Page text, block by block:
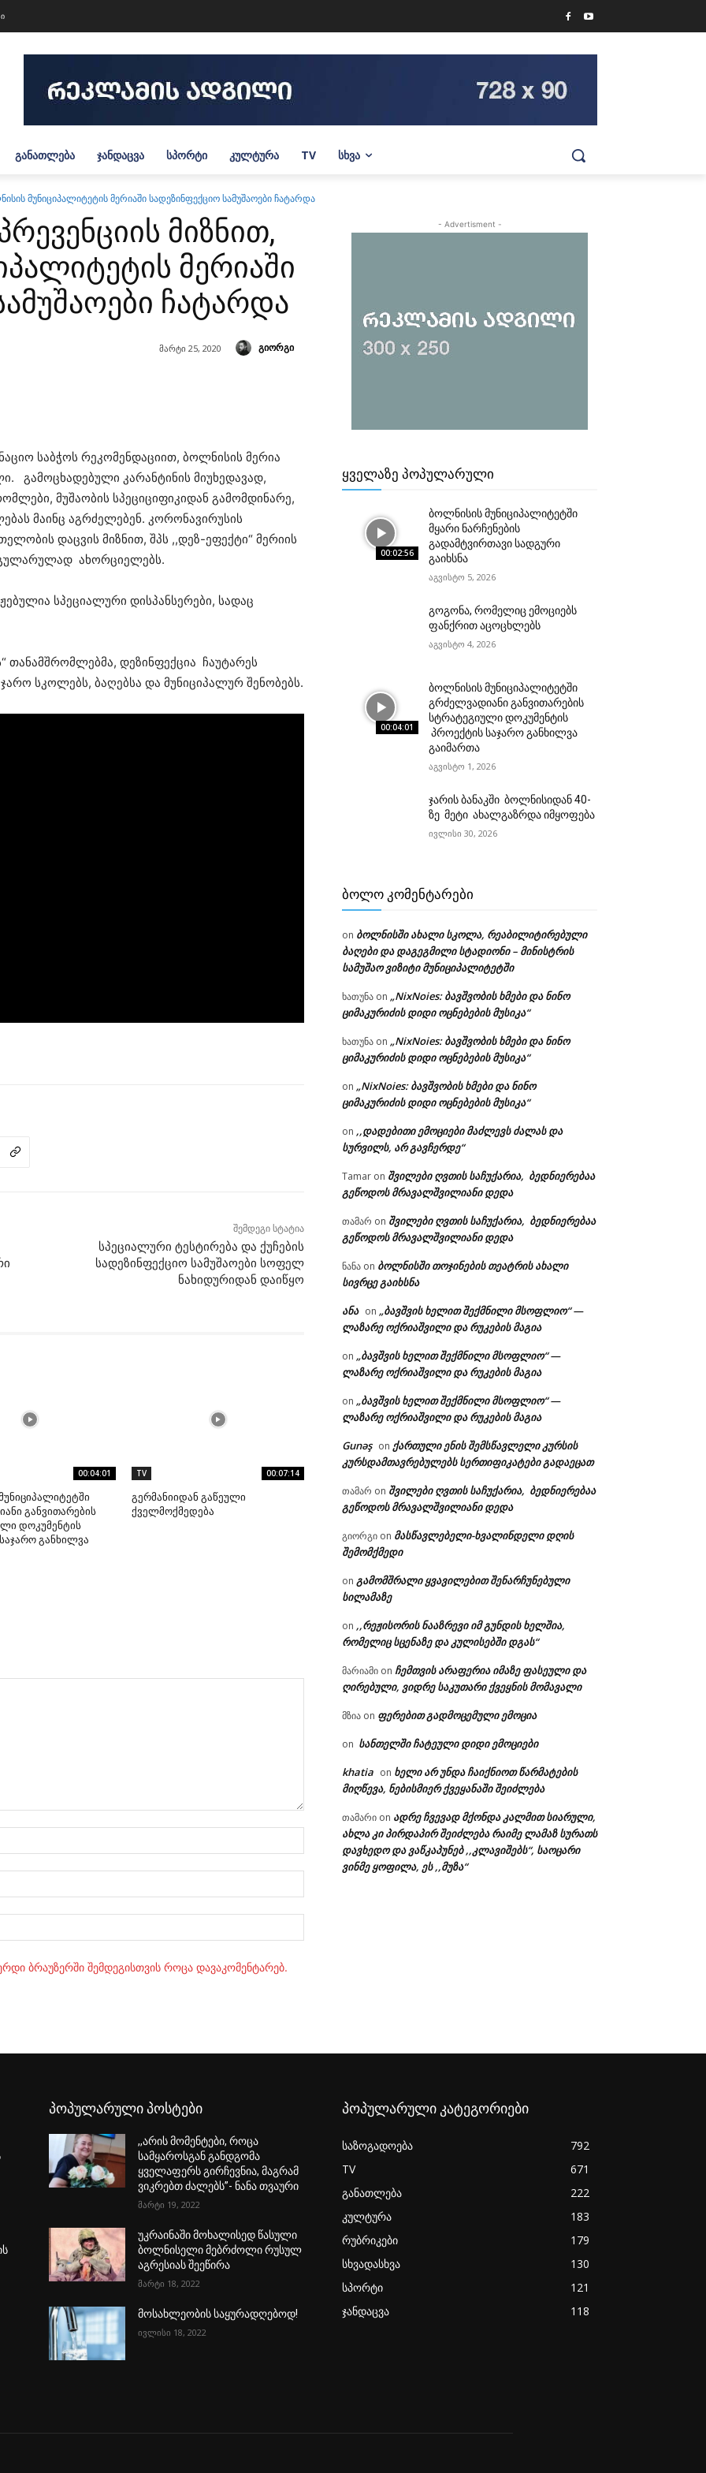
ᲒᲐᲜᲐᲗᲚᲔᲑᲐ ᲯᲐᲜᲓᲐᲪᲕᲐ ᲡᲞᲝᲠᲢᲘ ᲙᲣᲚᲢᲣᲠᲐ TV ᲡᲮᲕᲐ
მუნიციპალიტეტის მერიაში სადეზინფექციო სამუშაოები ჩატარდა
მიზნით,
მერიაში
ჩატარდა
გიორგი
მარტი 25, 2020
საბჭოს რეკომენდაციით, ბოლნისის მერია
გამოცხადებული კარანტინის მიუხედავად,
მუშაობის სპეციციფიკიდან გამომდინარე,
მაინც აგრძელებენ. კორონავირუსის
დაცვის მიზნით, შპს ,,დეზ-ეფექტი“ მერიის
ახორციელებს.
სპეციალური დისპანსერები, სადაც
თანამშრომლებმა, დეზინფექცია ჩაუტარეს
სკოლებს, ბაღებსა და მუნიციპალურ შენობებს.
შემდეგი სტატია
სპეციალური ტესტირება და ქუჩების
სადეზინფექციო სამუშაოები სოფელ
ნახიდურიდან დაიწყო
00:04:01
განვითარების
დოკუმენტის
განხილვა
TV 00:07:14
გერმანიიდან გაწეული
ქველმოქმედება
სახელი:
ბრაუზერში შემდეგისთვის როცა დავაკომენტარებ.
- Advertisment -
ᲧᲕᲔᲚᲐᲖᲔ ᲞᲝᲞᲣᲚᲐᲠᲣᲚᲘ
00:02:56
ბოლნისის მუნიციპალიტეტში
მყარი ნარჩენების
გადამტვირთავი სადგური
გაიხსნა
აგვისტო 5, 2026
გოგონა, რომელიც ემოციებს
ფანქრით აცოცხლებს
აგვისტო 4, 2026
00:04:01
ბოლნისის მუნიციპალიტეტში
გრძელვადიანი განვითარების
სტრატეგიული დოკუმენტის
პროექტის საჯარო განხილვა
გაიმართა
აგვისტო 1, 2026
ჯარის ბანაკში ბოლნისიდან 40-
ზე მეტი ახალგაზრდა იმყოფება
ივლისი 30, 2026
ᲑᲝᲚᲝ ᲙᲝᲛᲔᲜᲢᲐᲠᲔᲑᲘ
on ბოლნისში ახალი სკოლა, რეაბილიტირებული
ბაღები და დაგეგმილი სტადიონი – მინისტრის
სამუშაო ვიზიტი მუნიციპალიტეტში
ხათუნა on „NixNoies: ბავშვობის ხმები და ნინო
ციმაკურიძის დიდი ოცნებების მუსიკა“
ხათუნა on „NixNoies: ბავშვობის ხმები და ნინო
ციმაკურიძის დიდი ოცნებების მუსიკა“
on „NixNoies: ბავშვობის ხმები და ნინო
ციმაკურიძის დიდი ოცნებების მუსიკა“
on ,,დადებითი ემოციები მაძლევს ძალას და
სურვილს, არ გავჩერდე“
Tamar on შვილები ღვთის საჩუქარია, ბედნიერებაა
გეწოდოს მრავალშვილიანი დედა
თამარ on შვილები ღვთის საჩუქარია, ბედნიერებაა
გეწოდოს მრავალშვილიანი დედა
ნანა on ბოლნისში თოჯინების თეატრის ახალი
სივრცე გაიხსნა
ანა on „ბავშვის ხელით შექმნილი მსოფლიო“ —
ლაზარე ოქრიაშვილი და რუკების მაგია
on „ბავშვის ხელით შექმნილი მსოფლიო“ —
ლაზარე ოქრიაშვილი და რუკების მაგია
on „ბავშვის ხელით შექმნილი მსოფლიო“ —
ლაზარე ოქრიაშვილი და რუკების მაგია
Gunəş on ქართული ენის შემსწავლელი კურსის
კურსდამთავრებულებს სერთიფიკატები გადაეცათ
თამარ on შვილები ღვთის საჩუქარია, ბედნიერებაა
გეწოდოს მრავალშვილიანი დედა
გიორგი on მასწავლებელი-ხვალინდელი დღის
შემომქმედი
on გამომშრალი ყვავილებით შენარჩუნებული
სილამაზე
on ,,რეჟისორის ნააზრევი იმ გუნდის ხელშია,
რომელიც სცენაზე და კულისებში დგას“
მარიამი on ჩემთვის არაფერია იმაზე ფასეული და
ღირებული, ვიდრე საკუთარი ქვეყნის მომავალი
მზია on ფერებით გადმოცემული ემოცია
on სანთელში ჩატეული დიდი ემოციები
khatia on ხელი არ უნდა ჩაიქნიოთ წარმატების
მიღწევა, ნებისმიერ ქვეყანაში შეიძლება
თამარი on ადრე ჩვევად მქონდა კალმით სიარული,
ახლა კი პირდაპირ შეიძლება რაიმე ლამაზ სურათს
დავხედო და ვაწკაპუნებ ,,კლავიშებს“, საოცარი
ვინმე ყოფილა, ეს ,,მუზა“
პოპულარული პოსტები
,,არის მომენტები, როცა
სამყაროსგან განდგომა
ყველაფერს გირჩევნია, მაგრამ
ვიკრებთ ძალებს”- ნანა თვაური
მარტი 19, 2022
უკრაინაში მოხალისედ წასული
ბოლნისელი მებრძოლი რუსულ
აგრესიას შეეწირა
მარტი 18, 2022
მოსახლეობის საყურადღებოდ!
ივლისი 18, 2022
პოპულარული კატეგორიები
საზოგადოება
792
TV
671
განათლება
222
კულტურა
183
რუბრიკები
179
სხვადასხვა
130
სპორტი
121
ჯანდაცვა
118